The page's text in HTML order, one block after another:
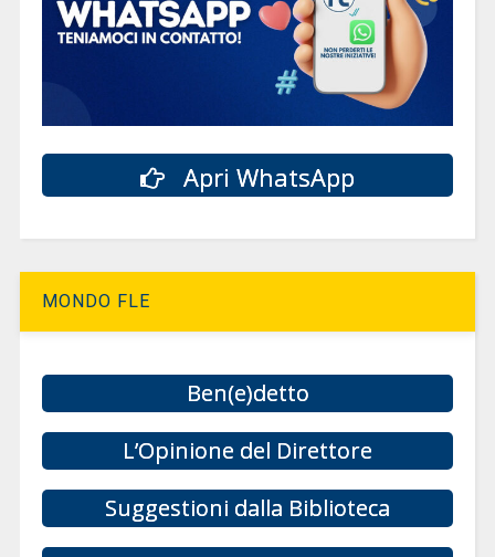
Apri WhatsApp
MONDO FLE
Ben(e)detto
L’Opinione del Direttore
Suggestioni dalla Biblioteca